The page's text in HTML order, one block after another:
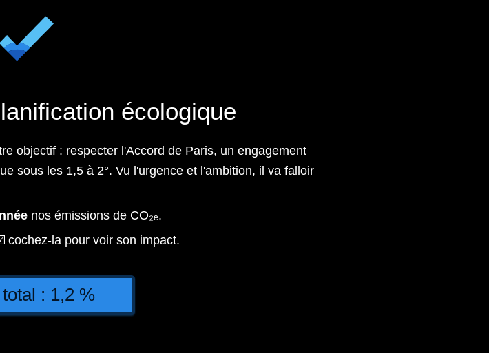
écologique
objectif : respecter l'Accord de Paris, un engagement
sous les 1,5 à 2°. Vu l'urgence et l'ambition, il va falloir
nos émissions de CO₂ₑ.
cochez-la pour voir son impact.
: 1,2 %